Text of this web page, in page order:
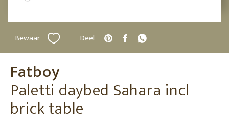
Bewaar Deel
Fatboy
Paletti daybed Sahara incl
brick table